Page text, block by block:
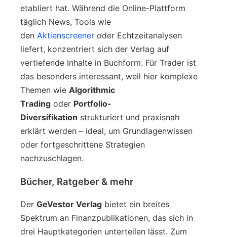
etabliert hat. Während die Online-Plattform
täglich News, Tools wie
den Aktienscreener oder Echtzeitanalysen
liefert, konzentriert sich der Verlag auf
vertiefende Inhalte in Buchform. Für Trader ist
das besonders interessant, weil hier komplexe
Themen wie Algorithmic
Trading oder Portfolio-
Diversifikation strukturiert und praxisnah
erklärt werden – ideal, um Grundlagenwissen
oder fortgeschrittene Strategien
nachzuschlagen.
Bücher, Ratgeber & mehr
Der GeVestor Verlag bietet ein breites
Spektrum an Finanzpublikationen, das sich in
drei Hauptkategorien unterteilen lässt. Zum